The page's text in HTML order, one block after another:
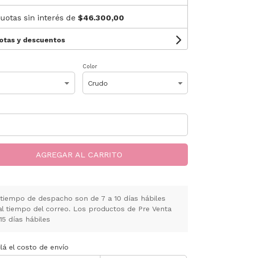
sin interés de $46.300,00
y descuentos
Color
AGREGAR AL CARRITO
de despacho son de 7 a 10 días hábiles
tiempo del correo. Los productos de Pre Venta
días hábiles
el costo de envío